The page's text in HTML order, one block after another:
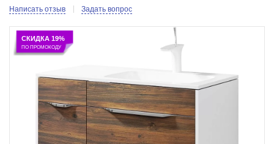
Написать отзыв Задать вопрос
СКИДКА 19%
ПО ПРОМОКОДУ